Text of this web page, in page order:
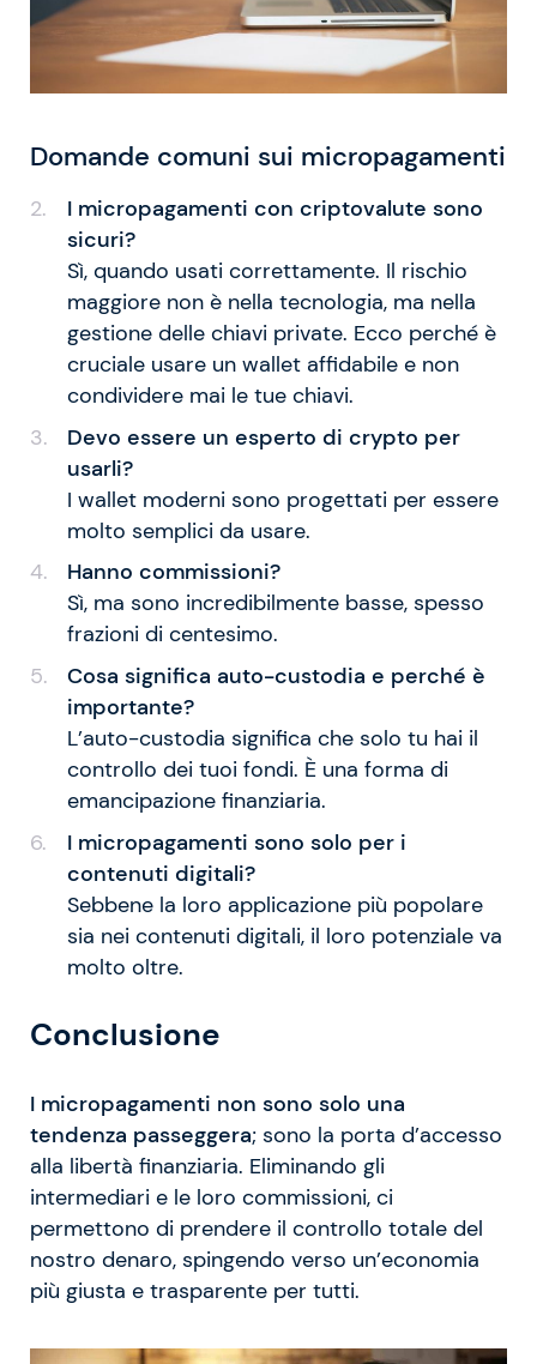
Domande comuni sui micropagamenti
I micropagamenti con criptovalute sono
sicuri?
Sì, quando usati correttamente. Il rischio
maggiore non è nella tecnologia, ma nella
gestione delle chiavi private. Ecco perché è
cruciale usare un wallet affidabile e non
condividere mai le tue chiavi.
Devo essere un esperto di crypto per
usarli?
I wallet moderni sono progettati per essere
molto semplici da usare.
Hanno commissioni?
Sì, ma sono incredibilmente basse, spesso
frazioni di centesimo.
Cosa significa auto-custodia e perché è
importante?
L’auto-custodia significa che solo tu hai il
controllo dei tuoi fondi. È una forma di
emancipazione finanziaria.
I micropagamenti sono solo per i
contenuti digitali?
Sebbene la loro applicazione più popolare
sia nei contenuti digitali, il loro potenziale va
molto oltre.
Conclusione
I micropagamenti non sono solo una
tendenza passeggera; sono la porta d’accesso
alla libertà finanziaria. Eliminando gli
intermediari e le loro commissioni, ci
permettono di prendere il controllo totale del
nostro denaro, spingendo verso un’economia
più giusta e trasparente per tutti.